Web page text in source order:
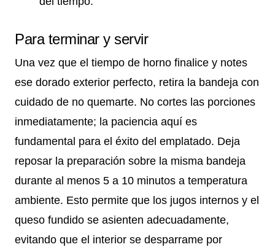
Para terminar y servir
Una vez que el tiempo de horno finalice y notes
ese dorado exterior perfecto, retira la bandeja con
cuidado de no quemarte. No cortes las porciones
inmediatamente; la paciencia aquí es
fundamental para el éxito del emplatado. Deja
reposar la preparación sobre la misma bandeja
durante al menos 5 a 10 minutos a temperatura
ambiente. Esto permite que los jugos internos y el
queso fundido se asienten adecuadamente,
evitando que el interior se desparrame por